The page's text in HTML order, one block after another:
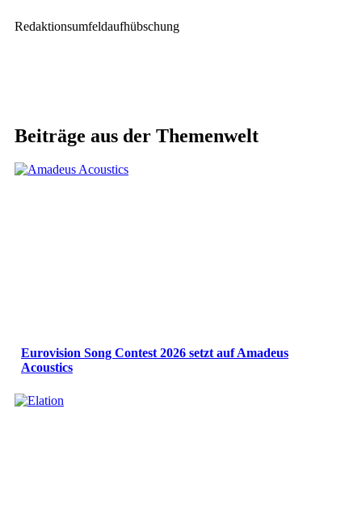
Redaktionsumfeldaufhübschung
Beiträge aus der Themenwelt
Eurovision Song Contest 2026 setzt auf Amadeus
Acoustics